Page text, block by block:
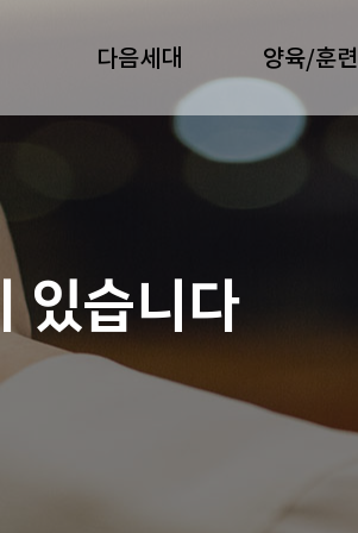
다음세대 양육/훈련
있습니다